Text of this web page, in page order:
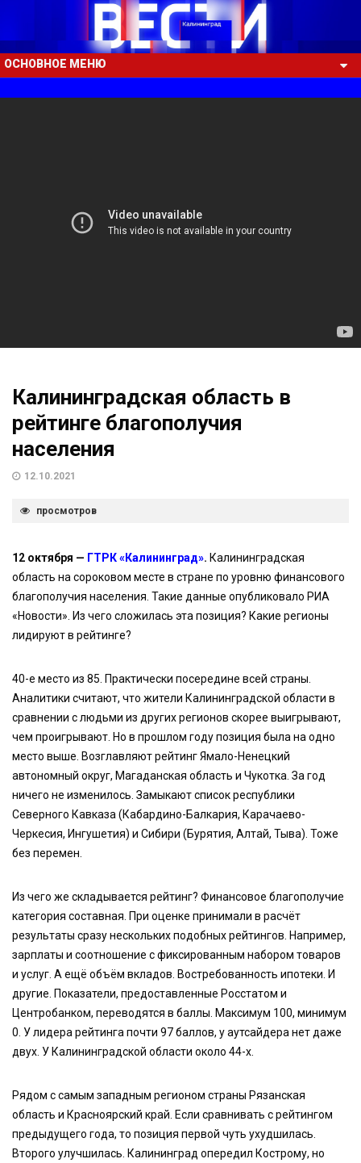
ОСНОВНОЕ МЕНЮ
Калининградская область в
рейтинге благополучия
населения
12.10.2021
просмотров
12 октября — ГТРК «Калининград». Калининградская
область на сороковом месте в стране по уровню финансового
благополучия населения. Такие данные опубликовало РИА
«Новости». Из чего сложилась эта позиция? Какие регионы
лидируют в рейтинге?
40-е место из 85. Практически посередине всей страны.
Аналитики считают, что жители Калининградской области в
сравнении с людьми из других регионов скорее выигрывают,
чем проигрывают. Но в прошлом году позиция была на одно
место выше. Возглавляют рейтинг Ямало-Ненецкий
автономный округ, Магаданская область и Чукотка. За год
ничего не изменилось. Замыкают список республики
Северного Кавказа (Кабардино-Балкария, Карачаево-
Черкесия, Ингушетия) и Сибири (Бурятия, Алтай, Тыва). Тоже
без перемен.
Из чего же складывается рейтинг? Финансовое благополучие
категория составная. При оценке принимали в расчёт
результаты сразу нескольких подобных рейтингов. Например,
зарплаты и соотношение с фиксированным набором товаров
и услуг. А ещё объём вкладов. Востребованность ипотеки. И
другие. Показатели, предоставленные Росстатом и
Центробанком, переводятся в баллы. Максимум 100, минимум
0. У лидера рейтинга почти 97 баллов, у аутсайдера нет даже
двух. У Калининградской области около 44-х.
Рядом с самым западным регионом страны Рязанская
область и Красноярский край. Если сравнивать с рейтингом
предыдущего года, то позиция первой чуть ухудшилась.
Второго улучшилась. Калининград опередил Кострому, но